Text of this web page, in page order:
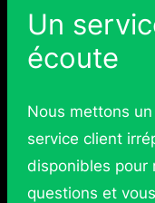
Un
écoute
Nous mettons
service client
disponibles pour
questions et